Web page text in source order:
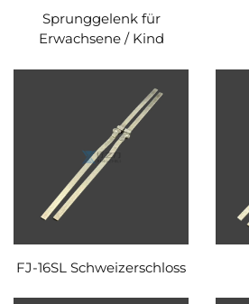
Sprunggelenk für
Erwachsene / Kind
FJ-16SL Schweizerschloss